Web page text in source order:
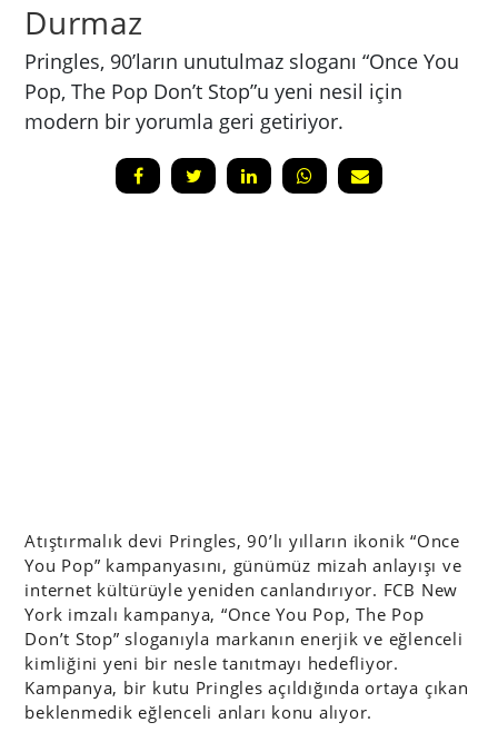
Durmaz
Pringles, 90’ların unutulmaz sloganı “Once You
Pop, The Pop Don’t Stop”u yeni nesil için
modern bir yorumla geri getiriyor.
Atıştırmalık devi Pringles, 90’lı yılların ikonik “Once
You Pop” kampanyasını, günümüz mizah anlayışı ve
internet kültürüyle yeniden canlandırıyor. FCB New
York imzalı kampanya, “Once You Pop, The Pop
Don’t Stop” sloganıyla markanın enerjik ve eğlenceli
kimliğini yeni bir nesle tanıtmayı hedefliyor.
Kampanya, bir kutu Pringles açıldığında ortaya çıkan
beklenmedik eğlenceli anları konu alıyor.